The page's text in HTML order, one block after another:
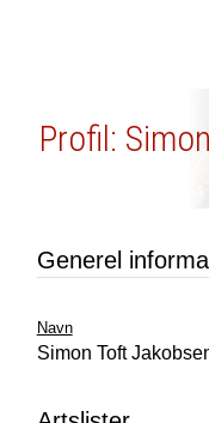
Profil:
Generel
Navn
Simon Toft